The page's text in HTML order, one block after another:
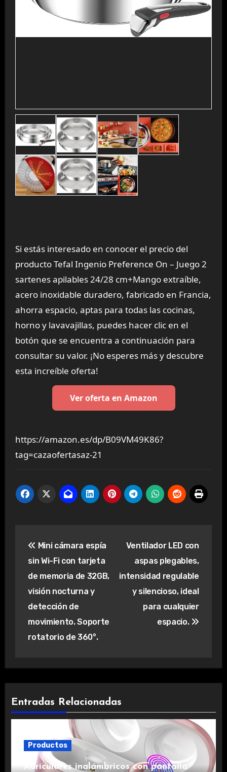
Si estás interesado en conocer el precio del
producto Tefal Ingenio Preference On – Juego 2
sartenes apilables 24/28 cm+Mango extraíble,
acero inoxidable duradero, fabricado en Francia,
ahorra espacio, aptas para todas las cocinas,
horno y lavavajillas, puedes hacer clic en el
botón que se encuentra a continuación para
consultar su valor. ¡No esperes más y descubre
esta increíble oferta!
Ver oferta en Amazon
https://amazon.es/dp/B09VM49K86?
tag=cazaofertasaz-21
de
entradas
Mini cámara espía
sin Wi-Fi con tarjeta
de memoria de 32GB,
visión nocturna y
detección de
movimiento. Soporte
rotatorio de 360°.
Ventilador LED con
aspas plegables,
intensidad regulable
y silencioso, ideal
para cualquier
espacio.
Entradas Relacionadas
Productos
Auriculares inalámbricos con pantalla